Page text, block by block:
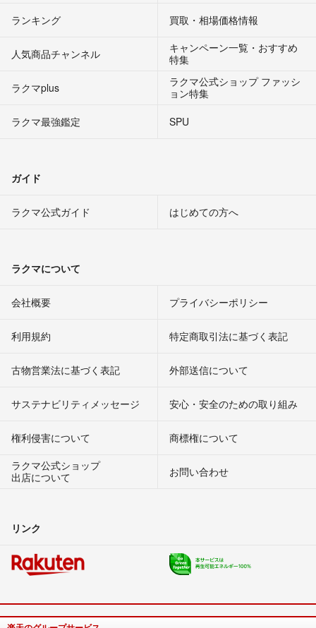
ランキング 買取・相場価格情報
人気商品チャンネル
キャンペーン一覧・おすすめ
特集
ラクマplus
ラクマ公式ショップ ファッシ
ョン特集
ラクマ最強鑑定
SPU
ガイド
ラクマ公式ガイド はじめての方へ
ラクマについて
会社概要 プライバシーポリシー
利用規約 特定商取引法に基づく表記
古物営業法に基づく表記 外部送信について
サステナビリティメッセージ 安心・安全のための取り組み
権利侵害について
商標権について
ラクマ公式ショップ
出店について
お問い合わせ
リンク